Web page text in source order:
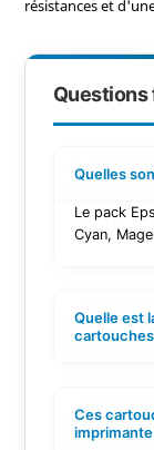
résistances et
Quelles
Le pack
Cyan,
Quelle est
Ces
imprimante